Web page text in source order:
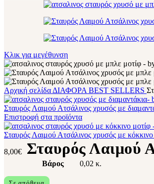
Κλικ για μεγέθυνση
Αρχική σελίδα ΔΙΑΦΟΡΑ BEST SELLERS
Σταυρός Λαιμού Ατσάλινος χρυσός με
Επιστροφή στα προϊόντα
Σταυρός Λαιμού Ατσάλινος χρυσός με κόκκινο
Σταυρός Λαιμού
8,00€
Βάρος 0,02 κ.